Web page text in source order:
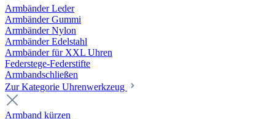
Armbänder Leder
Armbänder Gummi
Armbänder Nylon
Armbänder Edelstahl
Armbänder für XXL Uhren
Federstege-Federstifte
Armbandschließen
Zur Kategorie Uhrenwerkzeug
Armband kürzen